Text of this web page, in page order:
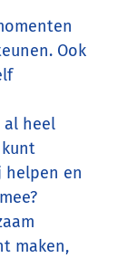
Ook
al heel
helpen en
maken,